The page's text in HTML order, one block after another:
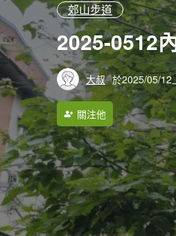
郊山步道
2025-0512
大叔 於2025/05/12
關注他